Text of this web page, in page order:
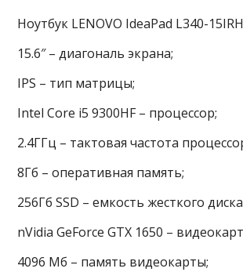
Ноутбук LENOVO IdeaPad L340-
15.6″ – диагональ экрана;
IPS – тип матрицы;
Intel Core i5 9300HF – процессор;
2.4ГГц – тактовая частота
8Гб – оперативная память;
256Гб SSD – емкость жесткого
nVidia GeForce GTX 1650 –
4096 Мб – память видеокарты;